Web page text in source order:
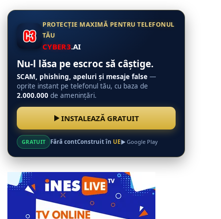
PROTECȚIE MAXIMĂ PENTRU TELEFONUL
TĂU
CYBER3.AI
Nu-l lăsa pe escroc să câștige.
SCAM, phishing, apeluri și mesaje false —
oprite instant pe telefonul tău, cu baza de
2.000.000 de amenințări.
INSTALEAZĂ GRATUIT
GRATUIT Fără contConstruit în UE Google Play